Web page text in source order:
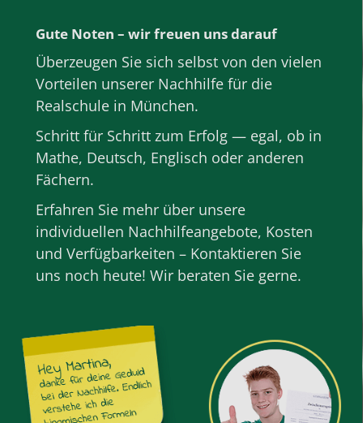
Gute Noten – wir freuen uns darauf
Überzeugen Sie sich selbst von den vielen
Vorteilen unserer Nachhilfe für die
Realschule in München.
Schritt für Schritt zum Erfolg — egal, ob in
Mathe, Deutsch, Englisch oder anderen
Fächern.
Erfahren Sie mehr über unsere
individuellen Nachhilfeangebote, Kosten
und Verfügbarkeiten – Kontaktieren Sie
uns noch heute! Wir beraten Sie gerne.